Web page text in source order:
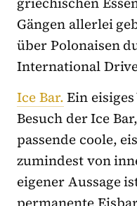
Gängen allerlei
über Polonaisen
International
Ice Bar.Ein
Besuch der Ice
passende coole,
zumindest von
eigener Aussage